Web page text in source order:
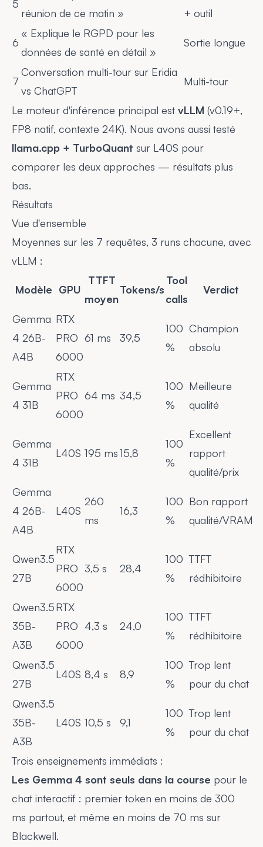
5
réunion de ce matin »
+ outil
6
« Explique le RGPD pour les
données de santé en détail »
Sortie longue
7
Conversation multi-tour sur Eridia
vs ChatGPT
Multi-tour
Le moteur d'inférence principal est vLLM (v0.19+,
FP8 natif, contexte 24K). Nous avons aussi testé
llama.cpp + TurboQuant sur L40S pour
comparer les deux approches — résultats plus
bas.
Résultats
Vue d'ensemble
Moyennes sur les 7 requêtes, 3 runs chacune, avec
vLLM :
Modèle GPU
TTFT
moyen
Tokens/s
Tool
calls
Verdict
Gemma
4 26B-
A4B
RTX
PRO
6000
61 ms 39,5
100
%
Champion
absolu
Gemma
4 31B
RTX
PRO
6000
64 ms 34,5
100
%
Meilleure
qualité
Gemma
4 31B
L40S 195 ms15,8
100
%
Excellent
rapport
qualité/prix
Gemma
4 26B-
A4B
L40S
260
ms
16,3
100
%
Bon rapport
qualité/VRAM
Qwen3.5
27B
RTX
PRO
6000
3,5 s 28,4
100
%
TTFT
rédhibitoire
Qwen3.5
35B-
A3B
RTX
PRO
6000
4,3 s 24,0
100
%
TTFT
rédhibitoire
Qwen3.5
27B
L40S 8,4 s 8,9
100
%
Trop lent
pour du chat
Qwen3.5
35B-
A3B
L40S 10,5 s 9,1
100
%
Trop lent
pour du chat
Trois enseignements immédiats :
Les Gemma 4 sont seuls dans la course pour le
chat interactif : premier token en moins de 300
ms partout, et même en moins de 70 ms sur
Blackwell.